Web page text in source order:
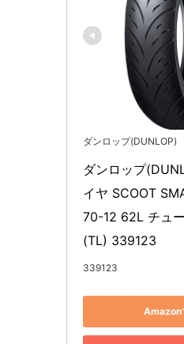
ダンロップ(DUNLOP)
ダンロップ
イヤ SCOOT
70-12 62L チュ
(TL) 339123
339123
Amazon